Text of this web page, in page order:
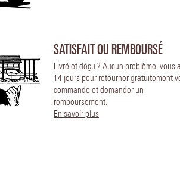
SATISFAIT OU REMBOURSÉ
Livré et déçu ? Aucun problème, vous
14 jours pour retourner gratuitement
commande et demander un
remboursement.
En savoir plus